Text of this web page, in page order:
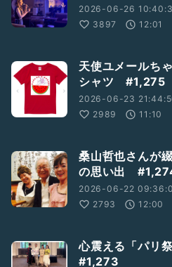
2026-06-26
3897
12:01
天使ユメールち
シャツ #1,275
2026-06-23
2989
11:10
桑山哲也さんが
の思い出
2026-06-22
2793
12:00
心震える「パリ
#1,273